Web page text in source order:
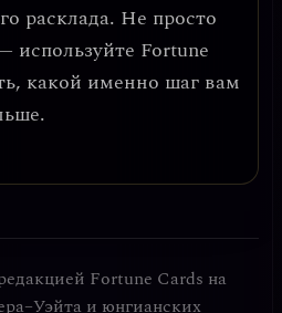
расклада. Не просто
используйте Fortune
какой именно шаг вам
Fortune Cards на
и юнгианских